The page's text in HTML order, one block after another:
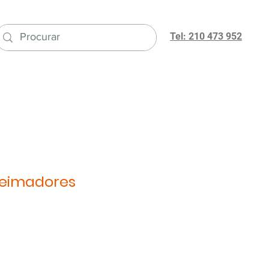
Tel: 210 473 952